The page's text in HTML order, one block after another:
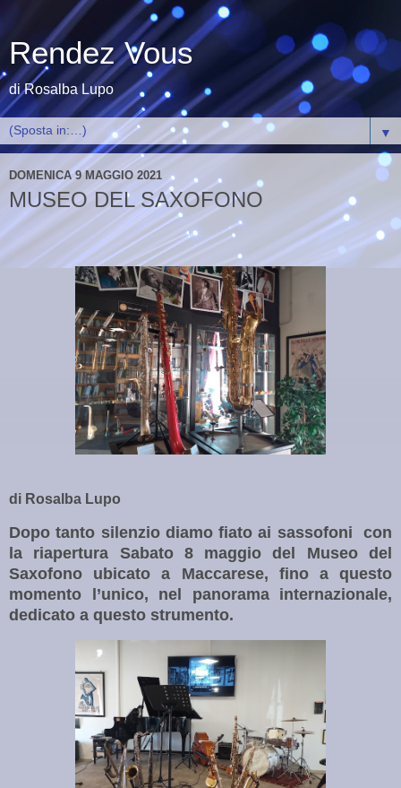
Rendez Vous
di Rosalba Lupo
▼
DOMENICA 9 MAGGIO 2021
MUSEO DEL SAXOFONO
di Rosalba Lupo
Dopo tanto silenzio diamo fiato ai sassofoni
con
la riapertura Sabato 8 maggio del Museo del
Saxofono ubicato a Maccarese, fino a questo
momento l’unico, nel panorama internazionale,
dedicato a questo strumento.